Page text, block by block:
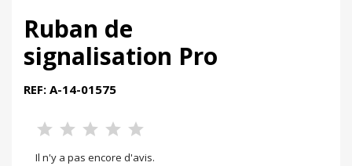
Ruban de
signalisation Pro
REF: A-14-01575
Il n'y a pas encore d'avis.